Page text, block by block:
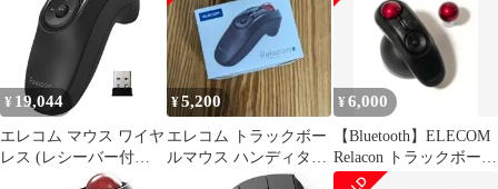
WindowsMacChromeboo
kホワイ
¥ 19,044
エレコム マウス ワイヤ
レス (レシーバー付属)
トラックボール ハンデ
¥5,200
エレコム トラックボー
ルマウス ハンディタイ
¥6,000
【Bluetooth】ELECOM
Relacon トラックボール
マウス